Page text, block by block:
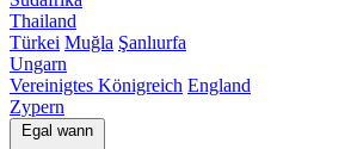
Thailand
Türkei Muğla Şanlıurfa
Ungarn
Vereinigtes Königreich England
Zypern
Egal wann